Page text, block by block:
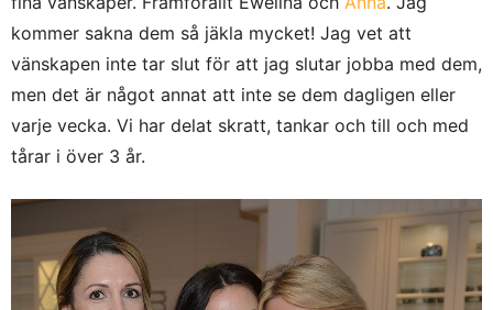
kommer sakna dem så jäkla mycket! Jag vet att
vänskapen inte tar slut för att jag slutar jobba med dem,
men det är något annat att inte se dem dagligen eller
varje vecka. Vi har delat skratt, tankar och till och med
tårar i över 3 år.